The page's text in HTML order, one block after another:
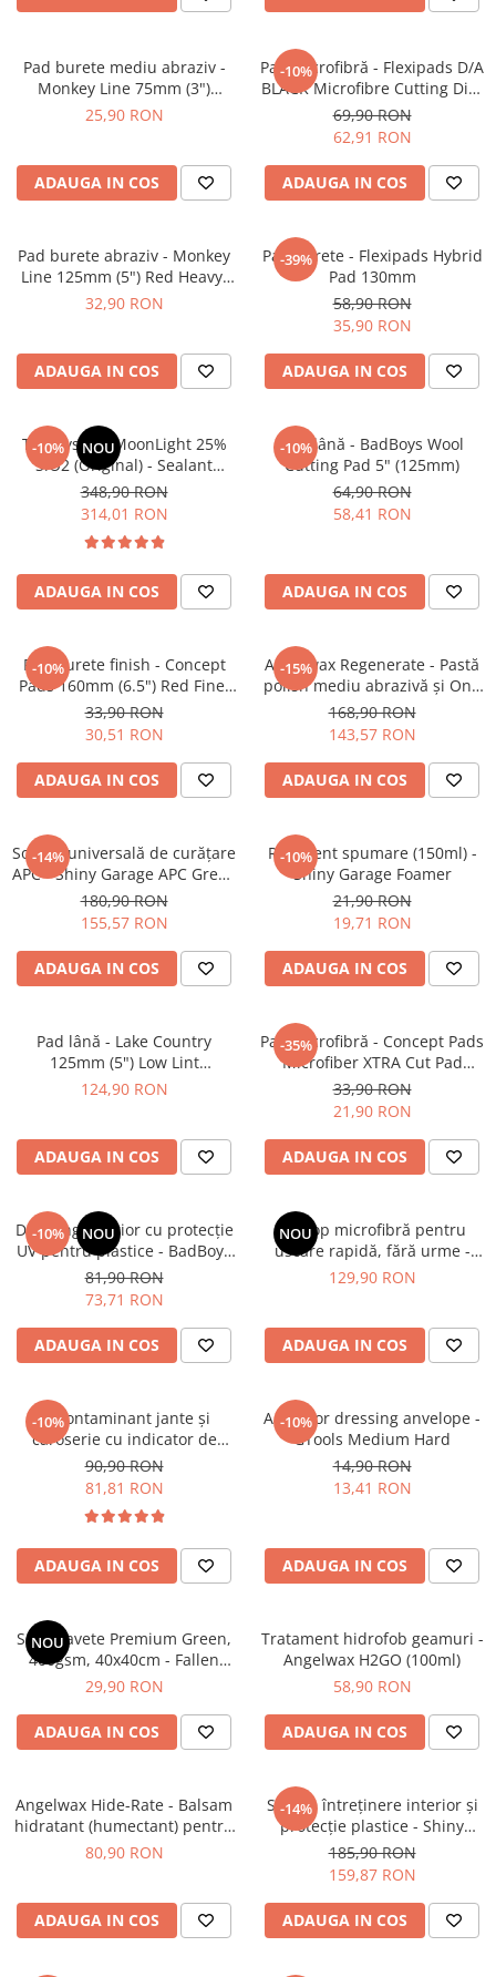
Pad burete mediu abraziv -
Monkey Line 75mm (3")
Orange Medium-Cut Pad
25,90 RON
ADAUGA IN COS
-10%
Pad microfibră - Flexipads D/A
BLACK Microfibre Cutting Disc
6" (150mm)
69,90 RON
62,91 RON
ADAUGA IN COS
Pad burete abraziv - Monkey
Line 125mm (5") Red Heavy-
Cut Pad
32,90 RON
ADAUGA IN COS
-39%
Pad burete - Flexipads Hybrid
Pad 130mm
58,90 RON
35,90 RON
ADAUGA IN COS
-10% NOU
TAC System MoonLight 25%
SiO2 (Original) - Sealant
ceramic pentru autovehicule
și motociclete (250ml)
348,90 RON
314,01 RON
ADAUGA IN COS
-10%
Pad lână - BadBoys Wool
Cutting Pad 5" (125mm)
64,90 RON
58,41 RON
ADAUGA IN COS
-10%
Pad burete finish - Concept
Pads 160mm (6.5") Red Fine-
Cut Pad
33,90 RON
30,51 RON
ADAUGA IN COS
-15%
Angelwax Regenerate - Pastă
polish mediu abrazivă şi One
Step (Medium Cut, 500ml)
168,90 RON
143,57 RON
ADAUGA IN COS
-14%
Soluție universală de curățare
APC - Shiny Garage APC Green
(5L)
180,90 RON
155,57 RON
ADAUGA IN COS
-10%
Recipient spumare (150ml) -
Shiny Garage Foamer
21,90 RON
19,71 RON
ADAUGA IN COS
Pad lână - Lake Country
125mm (5") Low Lint
Prewashed Lambswool Pad
124,90 RON
ADAUGA IN COS
-35%
Pad microfibră - Concept Pads
Microfiber XTRA Cut Pad
135mm
33,90 RON
21,90 RON
ADAUGA IN COS
-10% NOU
Dressing interior cu protecție
UV pentru plastice - BadBoys
Interior Dressing Boys (500ml)
81,90 RON
73,71 RON
ADAUGA IN COS
NOU
Prosop microfibră pentru
uscare rapidă, fără urme -
Liquid Elements Black Hole
129,90 RON
ADAUGA IN COS
-10%
Decontaminant jante și
caroserie cu indicator de
reacție (efect sângerare) -
Shiny Garage D-Tox One Iron
Remover (1L)
90,90 RON
81,81 RON
ADAUGA IN COS
-10%
Aplicator dressing anvelope -
GTools Medium Hard
14,90 RON
13,41 RON
ADAUGA IN COS
NOU
Set 3 Lavete Premium Green,
400gsm, 40x40cm - Fallen
Angels Microfibres
29,90 RON
ADAUGA IN COS
Tratament hidrofob geamuri -
Angelwax H2GO (100ml)
58,90 RON
ADAUGA IN COS
Angelwax Hide-Rate - Balsam
hidratant (humectant) pentru
piele naturală (250ml)
80,90 RON
ADAUGA IN COS
-14%
Soluție întreținere interior și
protecție plastice - Shiny
Garage Interior QD (5L)
185,90 RON
159,87 RON
ADAUGA IN COS